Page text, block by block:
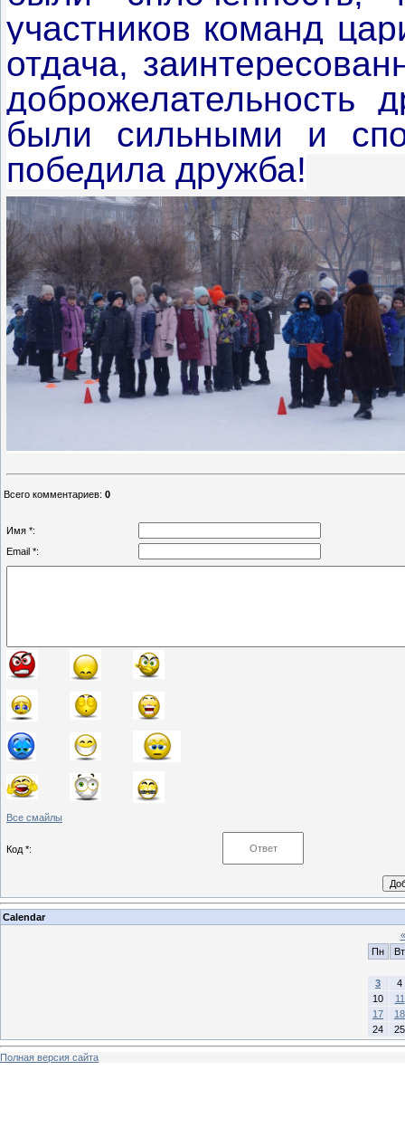
участников команд
отдача,
доброжелательность
были сильными и
победила дружба!
Всего комментариев: 0
Имя *:
Email *:
Все смайлы
Код *:
Calendar
«
Пн
Вт
3
4
10
11
17
18
24
25
Полная версия сайта